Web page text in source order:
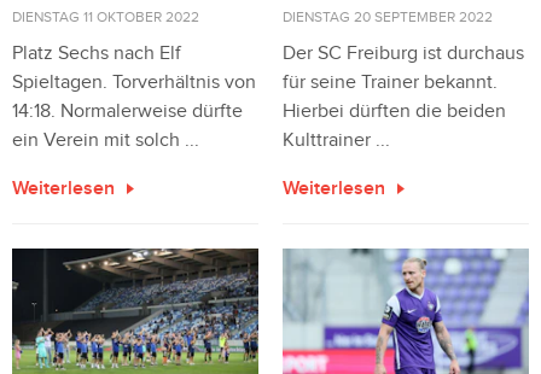
DIENSTAG 11 OKTOBER 2022
Platz Sechs nach Elf
Spieltagen. Torverhältnis von
14:18. Normalerweise dürfte
ein Verein mit solch ...
Weiterlesen
DIENSTAG 20 SEPTEMBER 2022
Der SC Freiburg ist durchaus
für seine Trainer bekannt.
Hierbei dürften die beiden
Kulttrainer ...
Weiterlesen